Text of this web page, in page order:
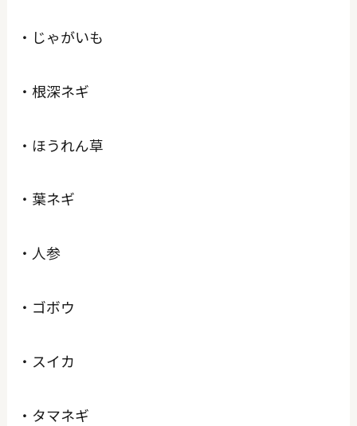
・じゃがいも
・根深ネギ
・ほうれん草
・葉ネギ
・人参
・ゴボウ
・スイカ
・タマネギ